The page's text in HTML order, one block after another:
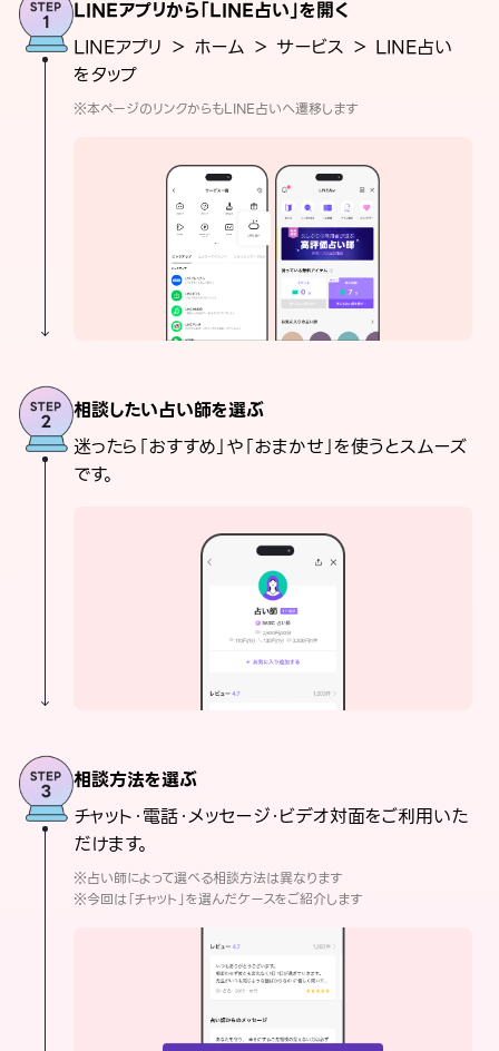
LINEアプリから「LINE占い」を開く
LINEアプリ ＞ ホーム ＞ サービス ＞ LINE占い
をタップ
※本ページのリンクからもLINE占いへ遷移します
相談したい占い師を選ぶ
迷ったら「おすすめ」や「おまかせ」を使うとスムーズ
です。
相談方法を選ぶ
チャット・電話・メッセージ・ビデオ対面をご利用いた
だけます。
※占い師によって選べる相談方法は異なります
※今回は「チャット」を選んだケースをご紹介します